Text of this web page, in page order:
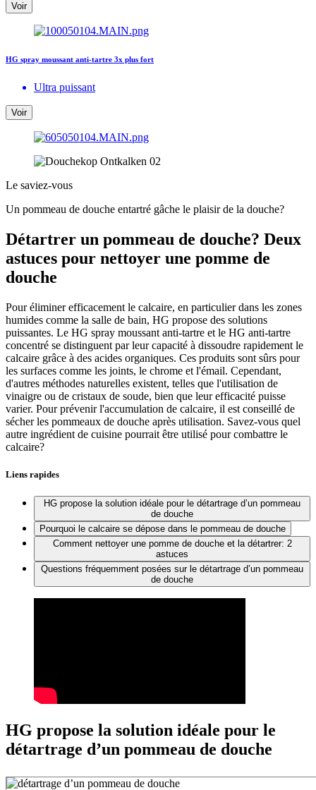
Voir
HG spray moussant anti-tartre 3x plus fort
Ultra puissant
Voir
Le saviez-vous
Un pommeau de douche entartré gâche le plaisir de la douche?
Détartrer un pommeau de douche? Deux
astuces pour nettoyer une pomme de
douche
Pour éliminer efficacement le calcaire, en particulier dans les zones
humides comme la salle de bain, HG propose des solutions
puissantes. Le HG spray moussant anti-tartre et le HG anti-tartre
concentré se distinguent par leur capacité à dissoudre rapidement le
calcaire grâce à des acides organiques. Ces produits sont sûrs pour
les surfaces comme les joints, le chrome et l'émail. Cependant,
d'autres méthodes naturelles existent, telles que l'utilisation de
vinaigre ou de cristaux de soude, bien que leur efficacité puisse
varier. Pour prévenir l'accumulation de calcaire, il est conseillé de
sécher les pommeaux de douche après utilisation. Savez-vous quel
autre ingrédient de cuisine pourrait être utilisé pour combattre le
calcaire?
Liens rapides
HG propose la solution idéale pour le détartrage d’un pommeau
de douche
Pourquoi le calcaire se dépose dans le pommeau de douche
Comment nettoyer une pomme de douche et la détartrer: 2
astuces
Questions fréquemment posées sur le détartrage d’un pommeau
de douche
HG propose la solution idéale pour le
détartrage d’un pommeau de douche